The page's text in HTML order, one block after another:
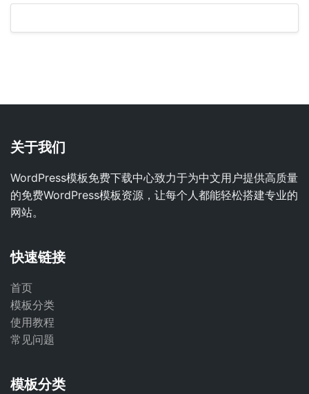
关于我们
WordPress模板免费下载中心致力于为中文用户提供高质量
的免费WordPress模板资源，让每个人都能轻松搭建专业的
网站。
快速链接
首页
模板分类
使用教程
常见问题
模板分类